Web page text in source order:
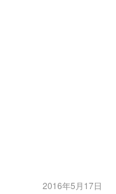
2016年5月17日